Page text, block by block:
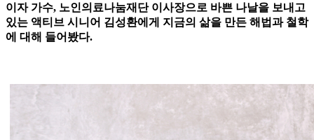
이자 가수, 노인의료나눔재단 이사장으로 바쁜 나날을 보내고
있는 액티브 시니어 김성환에게 지금의 삶을 만든 해법과 철학
에 대해 들어봤다.